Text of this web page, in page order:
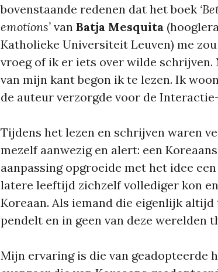
bovenstaande redenen dat het boek
emotions’ van Batja Mesquita
Katholieke Universiteit Leuven) me
vroeg of ik er iets over wilde
van mijn kant begon ik te lezen. Ik
de auteur verzorgde voor de
Tijdens het lezen en schrijven waren
mezelf aanwezig en alert: een
aanpassing opgroeide met het idee
latere leeftijd zichzelf vollediger kon
Koreaan. Als iemand die eigenlijk
pendelt en in geen van deze werelden
Mijn ervaring is die van geadopteerde